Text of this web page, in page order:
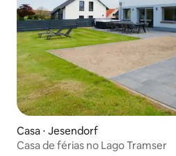
Casa ⋅ Jesendorf
Casa de férias no Lago Tramser